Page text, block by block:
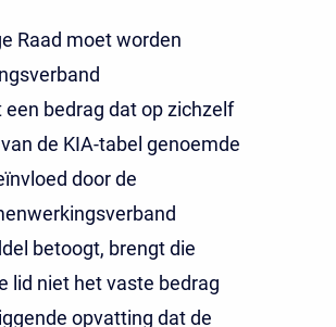
Raad moet worden
bedrag dat op zichzelf
de KIA-tabel genoemde
door de
betoogt, brengt die
lid niet het vaste bedrag
opvatting dat de